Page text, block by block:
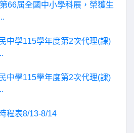
66屆全國中小學科展，榮獲生
中學115學年度第2次代理(課)
中學115學年度第2次代理(課)
程表8/13-8/14